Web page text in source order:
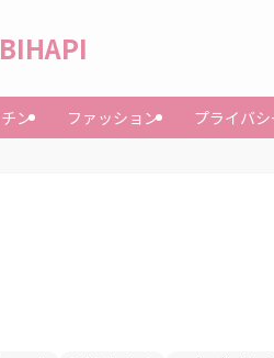
ン ファッション プライバ